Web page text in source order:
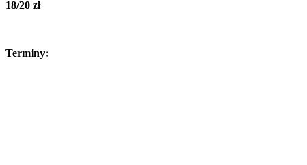
18/20 zł
Terminy: